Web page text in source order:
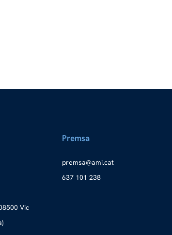
Vic
Premsa
tac.i
ma@as
merp
637 101 238